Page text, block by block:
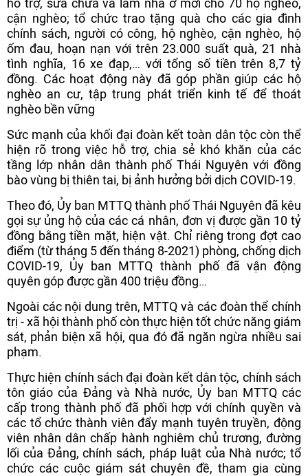
hỗ trợ, sửa chữa và làm nhà ở mới cho 70 hộ nghèo,
cận nghèo; tổ chức trao tặng quà cho các gia đình
chính sách, người có công, hộ nghèo, cận nghèo, hộ
ốm đau, hoạn nạn với trên 23.000 suất quà, 21 nhà
tình nghĩa, 16 xe đạp,… với tổng số tiền trên 8,7 tỷ
đồng. Các hoạt động này đã góp phần giúp các hộ
nghèo an cư, tập trung phát triển kinh tế để thoát
nghèo bền vững
Sức mạnh của khối đại đoàn kết toàn dân tộc còn thể
hiện rõ trong việc hỗ trợ, chia sẻ khó khăn của các
tầng lớp nhân dân thành phố Thái Nguyên với đồng
bào vùng bị thiên tai, bị ảnh hưởng bởi dịch COVID-19.
Theo đó, Ủy ban MTTQ thành phố Thái Nguyên đã kêu
gọi sự ủng hộ của các cá nhân, đơn vị được gần 10 tỷ
đồng bằng tiền mặt, hiện vật. Chỉ riêng trong đợt cao
điểm (từ tháng 5 đến tháng 8-2021) phòng, chống dịch
COVID-19, Ủy ban MTTQ thành phố đã vận động
quyên góp được gần 400 triệu đồng…
Ngoài các nội dung trên, MTTQ và các đoàn thể chính
trị - xã hội thành phố còn thực hiện tốt chức năng giám
sát, phản biện xã hội, qua đó đã ngăn ngừa nhiều sai
phạm.
Thực hiện chính sách đại đoàn kết dân tộc, chính sách
tôn giáo của Đảng và Nhà nước, Ủy ban MTTQ các
cấp trong thành phố đã phối hợp với chính quyền và
các tổ chức thành viên đẩy mạnh tuyên truyền, động
viên nhân dân chấp hành nghiêm chủ trương, đường
lối của Đảng, chính sách, pháp luật của Nhà nước; tổ
chức các cuộc giám sát chuyên đề, tham gia cùng